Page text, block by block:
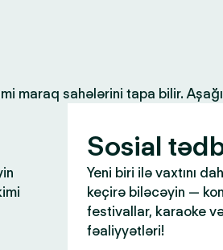
sahələrini tapa bilir.
Sosial
Yeni biri ilə vaxtını
keçirə biləcəyin —
festivallar, karaoke
fəaliyyətləri!